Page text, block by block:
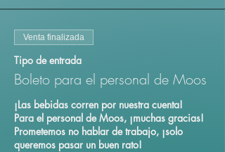
Venta finalizada
Tipo de entrada
Boleto para el personal de Moos
¡Las bebidas corren por nuestra cuenta!
Para el personal de Moos, ¡muchas gracias!
Prometemos no hablar de trabajo, ¡solo
queremos pasar un buen rato!